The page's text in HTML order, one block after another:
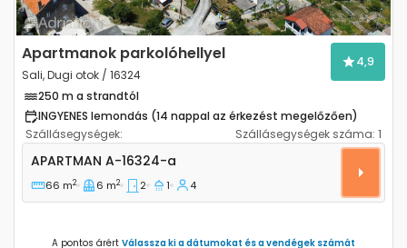
Apartmanok parkolóhellyel
Sali, Dugi otok / 16324
4,9
250 m a strandtól
INGYENES lemondás (14 nappal az érkezést megelőzően)
Szállásegységek:
Szállásegységek száma: 1
Kétszobás apartman Sali, Dugi otok A-16324-a
APARTMAN A-16324-a
66 m2 6 m2 2 1 4
A pontos árért Válassza ki a dátumokat és a vendégek számát